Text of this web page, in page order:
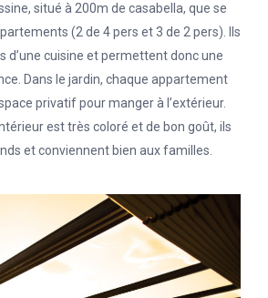
situé à 200m de casabella, que se
(2 de 4 pers et 3 de 2 pers). Ils
d’une cuisine et permettent donc une
Dans le jardin, chaque appartement
privatif pour manger à l’extérieur.
est très coloré et de bon goût, ils
et conviennent bien aux familles.